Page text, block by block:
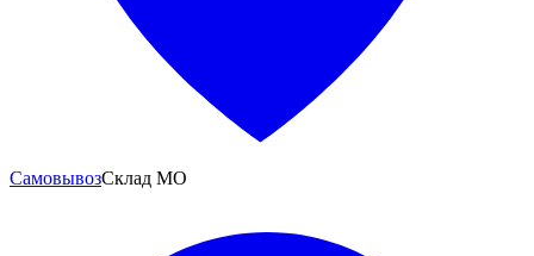
СамовывозСклад МО